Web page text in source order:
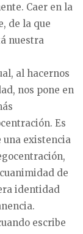
Caer en la
de la que
nuestra
al hacernos
nos pone en
Es
existencia
de
identidad
escribe